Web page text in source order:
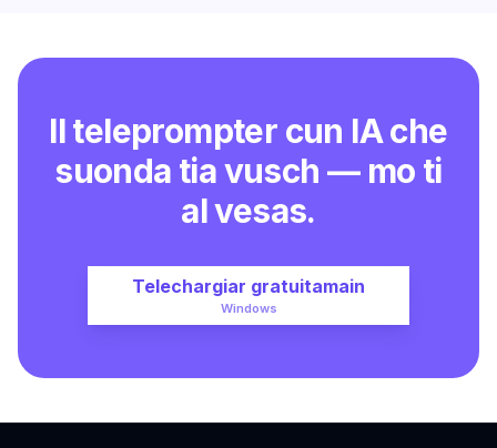
Il teleprompter cun IA che
suonda tia vusch — mo ti
al vesas.
Telechargiar gratuitamain
Windows